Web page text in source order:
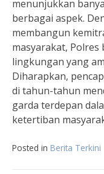
menunjukkan
berbagai aspek.
membangun
masyarakat,
lingkungan yang
Diharapkan,
di tahun-tahun
garda terdepan
ketertiban
Posted in Berita Terkini